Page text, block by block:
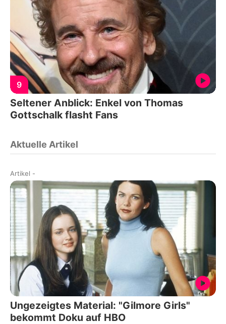
9
Seltener Anblick: Enkel von Thomas
Gottschalk flasht Fans
Aktuelle Artikel
Artikel -
Ungezeigtes Material: "Gilmore Girls"
bekommt Doku auf HBO